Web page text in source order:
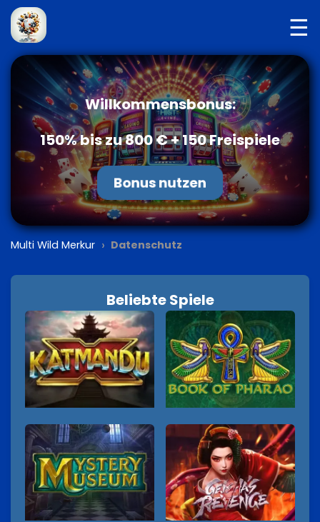
☰
Willkommensbonus:
150% bis zu 800 € + 150 Freispiele
Bonus nutzen
Multi Wild Merkur › Datenschutz
Beliebte Spiele